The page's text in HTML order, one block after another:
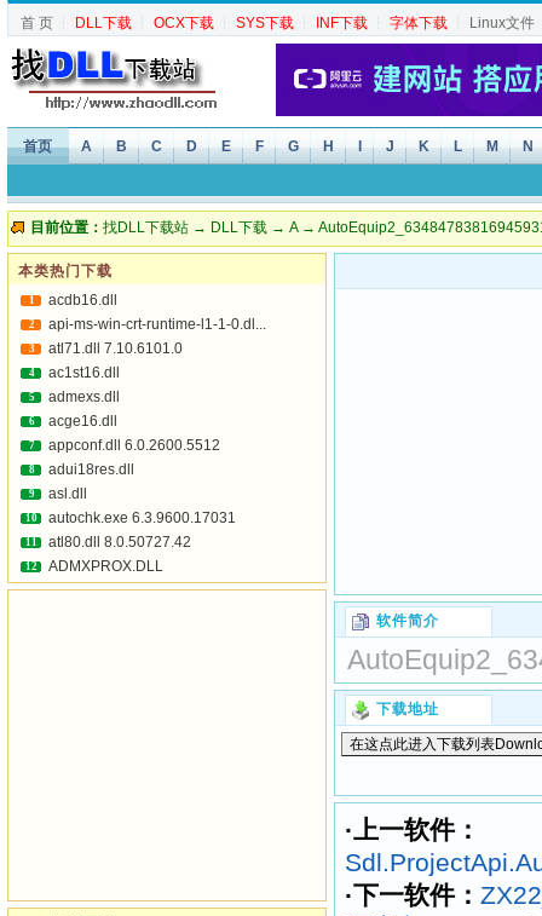
首 页 ┆ DLL下载 ┆ OCX下载 ┆ SYS下载 ┆ INF下载 ┆ 字体下载 ┆ Linux文件
首页 A B C D E F G H J K L M N
目前位置： 找DLL下载站 → DLL下载 → A→
软件简介
下载地址
·上一软件：
·下一软件：
本类热门下载
1 acdb16.dll
2 api-ms-win-crt-runtime-l1-1-0.dl...
3 atl71.dll 7.10.6101.0
4 ac1st16.dll
5 admexs.dll
6 acge16.dll
7 appconf.dll 6.0.2600.5512
8 adui18res.dll
9 asl.dll
10 autochk.exe 6.3.9600.17031
11 atl80.dll 8.0.50727.42
12 ADMXPROX.DLL